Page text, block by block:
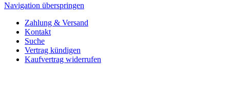
Navigation überspringen
Zahlung & Versand
Kontakt
Suche
Vertrag kündigen
Kaufvertrag widerrufen